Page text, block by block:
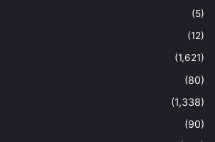
(5)
(12)
(1,621)
(80)
(1,338)
(90)